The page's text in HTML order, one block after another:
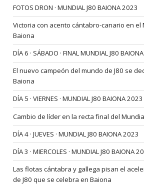
FOTOS DRON · MUNDIAL J80 BAIONA 2023
Victoria con acento cántabro-canario en el
Baiona
DÍA 6 · SÁBADO · FINAL MUNDIAL J80
El nuevo campeón del mundo de J80 se
Baiona
DÍA 5 · VIERNES · MUNDIAL J80 BAIONA 2023
Cambio de líder en la recta final del
DÍA 4 · JUEVES · MUNDIAL J80 BAIONA 2023
DÍA 3 · MIERCOLES · MUNDIAL J80 BAIONA
Las flotas cántabra y gallega pisan el
de J80 que se celebra en Baiona